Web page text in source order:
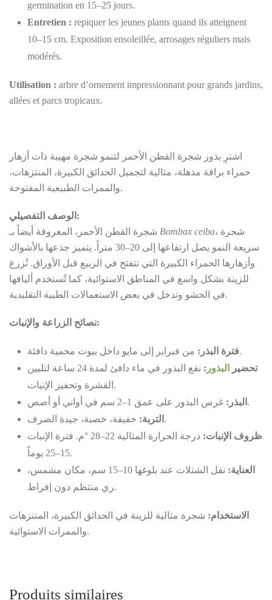
germination en 15–25 jours.
Entretien : repiquer les jeunes plants quand ils atteignent
10–15 cm. Exposition ensoleillée, arrosages réguliers mais
modérés.
Utilisation : arbre d’ornement impressionnant pour grands jardins,
allées et parcs tropicaux.
اشترِ بذور شجرة القطن الأحمر لتنمو شجرة مهيبة ذات أزهار
حمراء براقة مذهلة، مثالية لتجميل الحدائق الكبيرة، المنتزهات،
والممرات الطبيعية المفتوحة.
الوصف التفصيلي:
Bombax ceiba، شجرة
سريعة النمو يصل ارتفاعها إلى 20–30 متراً. يتميز جذعها بالأشواك
وأزهارها الحمراء الكبيرة التي تتفتح في الربيع قبل الأوراق. تُزرع
للزينة بشكل واسع في المناطق الاستوائية، كما تُستخدم أليافها
في الحشو وتدخل في بعض الاستعمالات الطبية التقليدية.
نصائح الزراعة والإنبات:
فترة البذر:من فبراير إلى مايو داخل بيوت محمية دافئة.
تحضير
البذور :
نقع البذور في ماء دافئ لمدة 24 ساعة لتليين
القشرة وتحفيز الإنبات.
البذر: غرس البذور على عمق 1–2 سم في أواني أو أصص.
التربة: خفيفة، خصبة، جيدة الصرف.
ظروف الإنبات:
درجة الحرارة المثالية 22–28 °م. فترة الإنبات
15–25 يوماً.
العناية:
نقل الشتلات عند بلوغها 10–15 سم، مكان مشمس،
ري منتظم دون إفراط.
الاستخدام: شجرة مثالية للزينة في الحدائق الكبيرة، المتنزهات
والممرات الاستوائية.
Produits similaires